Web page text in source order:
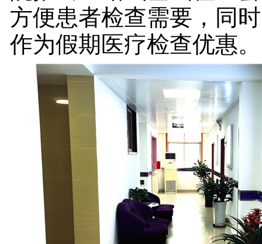
方便患者检查需要，同
作为假期医疗检查优惠。